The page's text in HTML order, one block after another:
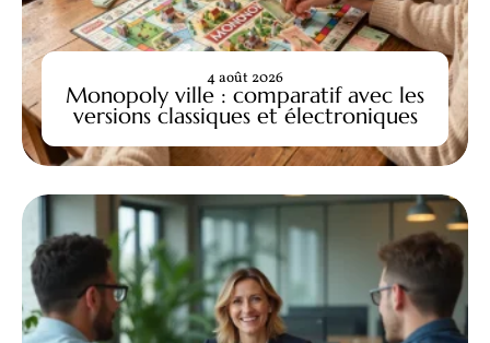
Monopoly ville : comparatif avec les
versions classiques et électroniques
4 août 2026